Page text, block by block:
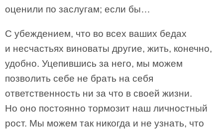
оценили по заслугам; если бы…
С убеждением, что во всех ваших бедах
и несчастьях виноваты другие, жить, конечно,
удобно. Уцепившись за него, мы можем
позволить себе не брать на себя
ответственность ни за что в своей жизни.
Но оно постоянно тормозит наш личностный
рост. Мы можем так никогда и не узнать, что